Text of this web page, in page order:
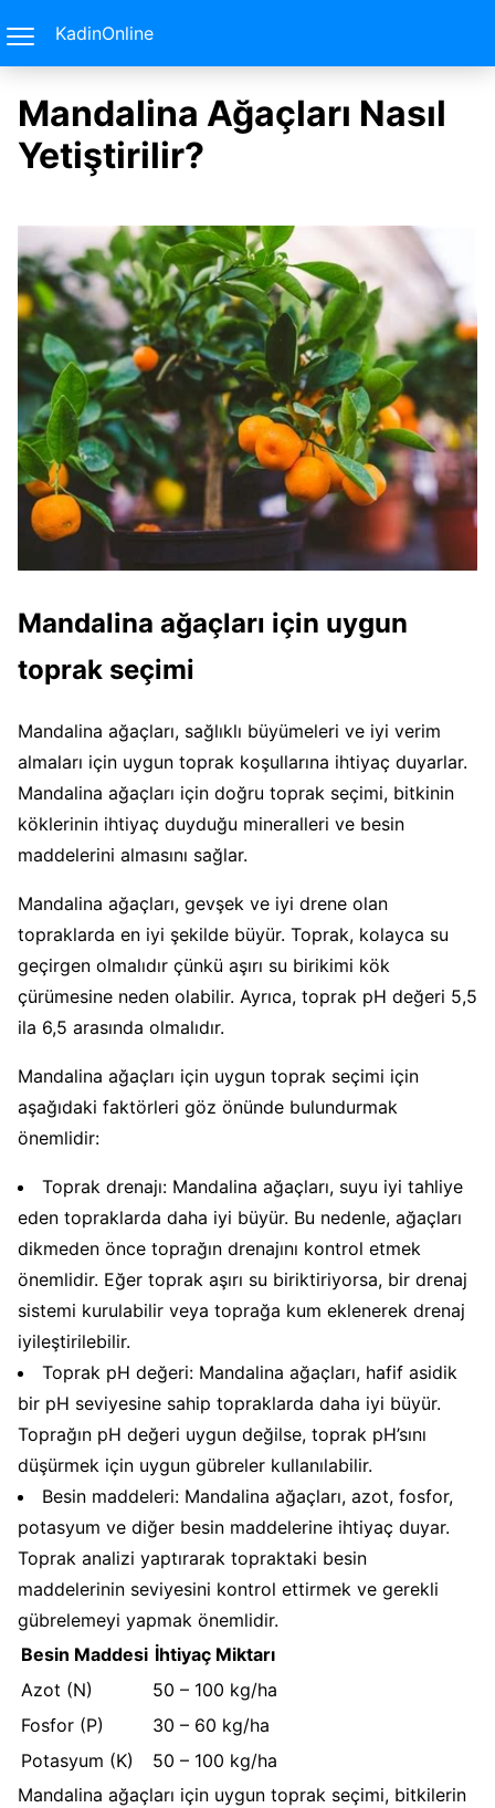
KadinOnline
Mandalina Ağaçları Nasıl
Yetiştirilir?
Mandalina ağaçları için uygun
toprak seçimi
Mandalina ağaçları, sağlıklı büyümeleri ve iyi verim
almaları için uygun toprak koşullarına ihtiyaç duyarlar.
Mandalina ağaçları için doğru toprak seçimi, bitkinin
köklerinin ihtiyaç duyduğu mineralleri ve besin
maddelerini almasını sağlar.
Mandalina ağaçları, gevşek ve iyi drene olan
topraklarda en iyi şekilde büyür. Toprak, kolayca su
geçirgen olmalıdır çünkü aşırı su birikimi kök
çürümesine neden olabilir. Ayrıca, toprak pH değeri 5,5
ila 6,5 arasında olmalıdır.
Mandalina ağaçları için uygun toprak seçimi için
aşağıdaki faktörleri göz önünde bulundurmak
önemlidir:
Toprak drenajı: Mandalina ağaçları, suyu iyi tahliye
eden topraklarda daha iyi büyür. Bu nedenle, ağaçları
dikmeden önce toprağın drenajını kontrol etmek
önemlidir. Eğer toprak aşırı su biriktiriyorsa, bir drenaj
sistemi kurulabilir veya toprağa kum eklenerek drenaj
iyileştirilebilir.
Toprak pH değeri: Mandalina ağaçları, hafif asidik
bir pH seviyesine sahip topraklarda daha iyi büyür.
Toprağın pH değeri uygun değilse, toprak pH’sını
düşürmek için uygun gübreler kullanılabilir.
Besin maddeleri: Mandalina ağaçları, azot, fosfor,
potasyum ve diğer besin maddelerine ihtiyaç duyar.
Toprak analizi yaptırarak topraktaki besin
maddelerinin seviyesini kontrol ettirmek ve gerekli
gübrelemeyi yapmak önemlidir.
Besin Maddesi İhtiyaç Miktarı
Azot (N)
50 – 100 kg/ha
Fosfor (P)
30 – 60 kg/ha
Potasyum (K)
50 – 100 kg/ha
Mandalina ağaçları için uygun toprak seçimi, bitkilerin